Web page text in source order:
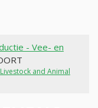
- Vee- en
and Animal